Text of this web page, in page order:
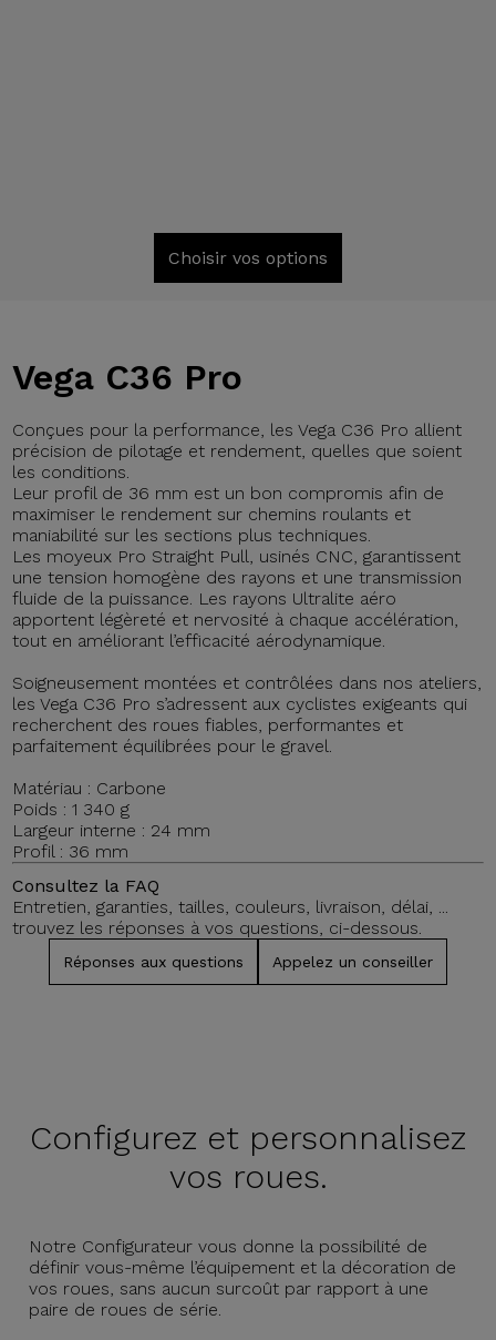
Choisir vos options
Vega C36 Pro
Conçues pour la performance, les Vega C36 Pro allient
précision de pilotage et rendement, quelles que soient
les conditions.
Leur profil de 36 mm est un bon compromis afin de
maximiser le rendement sur chemins roulants et
maniabilité sur les sections plus techniques.
Les moyeux Pro Straight Pull, usinés CNC, garantissent
une tension homogène des rayons et une transmission
fluide de la puissance. Les rayons Ultralite aéro
apportent légèreté et nervosité à chaque accélération,
tout en améliorant l’efficacité aérodynamique.
Soigneusement montées et contrôlées dans nos ateliers,
les Vega C36 Pro s’adressent aux cyclistes exigeants qui
recherchent des roues fiables, performantes et
parfaitement équilibrées pour le gravel.
Matériau : Carbone
Poids : 1 340 g
Largeur interne : 24 mm
Profil : 36 mm
Consultez la FAQ
Entretien, garanties, tailles, couleurs, livraison, délai, ...
trouvez les réponses à vos questions, ci-dessous.
Réponses aux questions Appelez un conseiller
Configurez et personnalisez
vos roues.
Notre Configurateur vous donne la possibilité de
définir vous-même l’équipement et la décoration de
vos roues, sans aucun surcoût par rapport à une
paire de roues de série.